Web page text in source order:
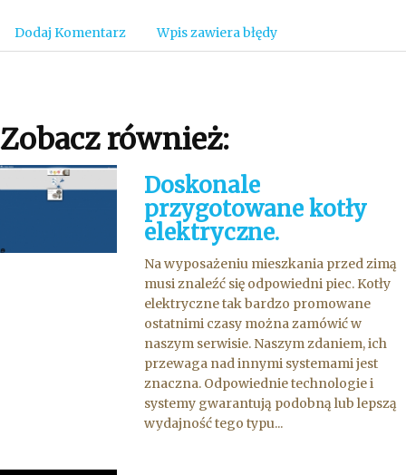
Dodaj Komentarz Wpis zawiera błędy
Zobacz również:
Doskonale
przygotowane kotły
elektryczne.
Na wyposażeniu mieszkania przed zimą
musi znaleźć się odpowiedni piec. Kotły
elektryczne tak bardzo promowane
ostatnimi czasy można zamówić w
naszym serwisie. Naszym zdaniem, ich
przewaga nad innymi systemami jest
znaczna. Odpowiednie technologie i
systemy gwarantują podobną lub lepszą
wydajność tego typu...